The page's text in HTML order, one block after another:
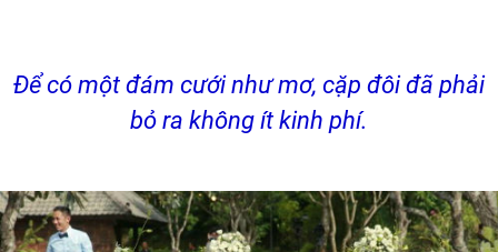
Để có một đám cưới như mơ, cặp đôi đã phải
bỏ ra không ít kinh phí.